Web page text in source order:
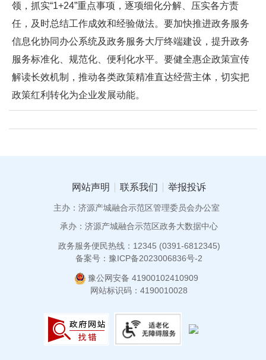
领，抓实“1+24”重点事项，逐项细化分解、压实各方责
任，及时总结工作成效和经验做法。要加快推进政务服务
信息化协同办公系统及政务服务大厅终端建设，提升政务
服务标准化、规范化、便利化水平。要健全惠企政策宣传
解读长效机制，推动各类政策精准直达经营主体，切实把
政策红利转化为企业发展动能。
网站声明 联系我们 举报投诉
主办：济源产城融合示范区管理委员会办公室
承办：济源产城融合示范区政务大数据中心
政务服务便民热线：12345 (0391-6812345)
备案号：豫ICP备2023006836号-2
豫公网安备 41900102410909
网站标识码：4190010028